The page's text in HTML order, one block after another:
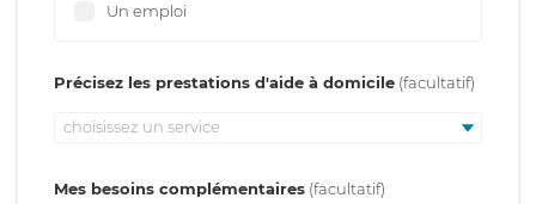
Un emploi
Précisez les prestations d'aide à domicile
choisissez un service
Mes besoins complémentaires